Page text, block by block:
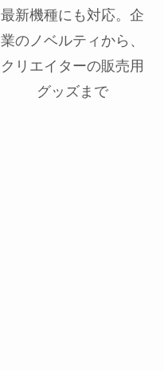
最新機種にも対応。企
業のノベルティから、
クリエイターの販売用
グッズまで